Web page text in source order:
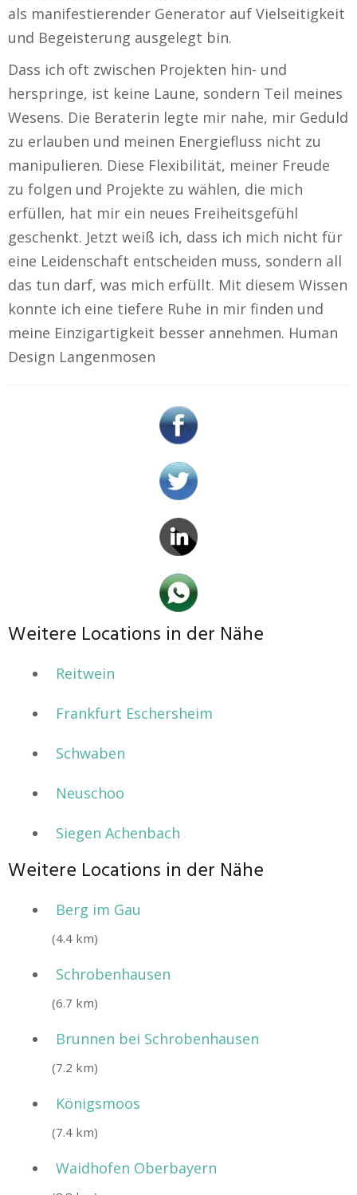
als manifestierender Generator auf Vielseitigkeit
und Begeisterung ausgelegt bin.
Dass ich oft zwischen Projekten hin- und
herspringe, ist keine Laune, sondern Teil meines
Wesens. Die Beraterin legte mir nahe, mir Geduld
zu erlauben und meinen Energiefluss nicht zu
manipulieren. Diese Flexibilität, meiner Freude
zu folgen und Projekte zu wählen, die mich
erfüllen, hat mir ein neues Freiheitsgefühl
geschenkt. Jetzt weiß ich, dass ich mich nicht für
eine Leidenschaft entscheiden muss, sondern all
das tun darf, was mich erfüllt. Mit diesem Wissen
konnte ich eine tiefere Ruhe in mir finden und
meine Einzigartigkeit besser annehmen. Human
Design Langenmosen
Weitere Locations in der Nähe
Reitwein
Frankfurt Eschersheim
Schwaben
Neuschoo
Siegen Achenbach
Weitere Locations in der Nähe
Berg im Gau
(4.4 km)
Schrobenhausen
(6.7 km)
Brunnen bei Schrobenhausen
(7.2 km)
Königsmoos
(7.4 km)
Waidhofen Oberbayern